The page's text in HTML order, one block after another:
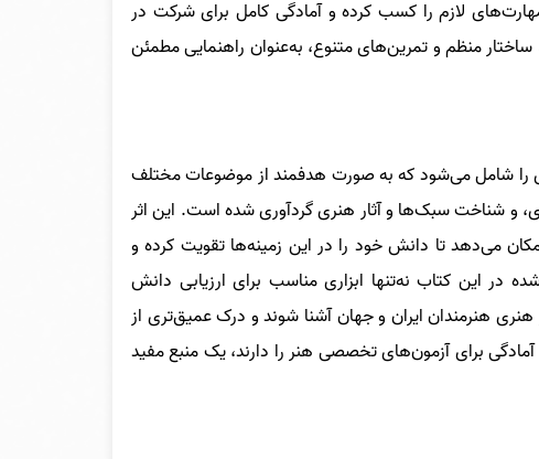
لازم را کسب کرده و آمادگی کامل برای شرکت در
منظم و تمرین‌های متنوع، به‌عنوان راهنمایی مطمئن
را شامل می‌شود که به صورت هدفمند از موضوعات مختلف
و شناخت سبک‌ها و آثار هنری گردآوری شده است. این اثر
می‌دهد تا دانش خود را در این زمینه‌ها تقویت کرده و
این کتاب نه‌تنها ابزاری مناسب برای ارزیابی دانش
هنرمندان ایران و جهان آشنا شوند و درک عمیق‌تری از
برای آزمون‌های تخصصی هنر را دارند، یک منبع مفید